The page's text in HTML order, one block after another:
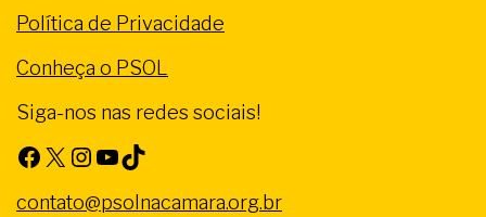
Política de Privacidade
Conheça o PSOL
Siga-nos nas redes sociais!
Facebook X Instagram Youtube TikTok
contato@psolnacamara.org.br